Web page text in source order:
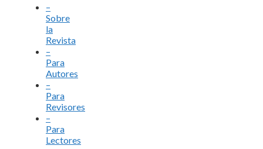
–
Sobre
la
Revista
–
Para
Autores
–
Para
Revisores
–
Para
Lectores